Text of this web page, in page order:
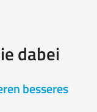
dabei
besseres